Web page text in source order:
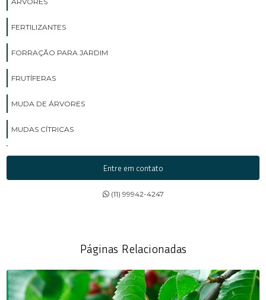
FERTILIZANTES
FORRAÇÃO PARA JARDIM
FRUTÍFERAS
MUDA DE ÁRVORES
MUDAS CÍTRICAS
MUDAS DE ÁRVORES
MUDAS DE ÁRVORES NATIVAS
MUDAS DE FRUTAS EXÓTICAS
MUDAS DE JARDIM
Entre em contato
(11) 99942-4247
Páginas Relacionadas